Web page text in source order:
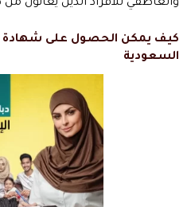
والعاطفي للأفراد الذين يعانون
كيف يمكن الحصول على
السعودية